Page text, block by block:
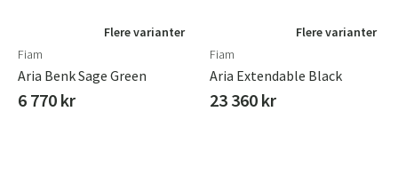
Flere varianter
Fiam
Aria Benk Sage Green
6 770 kr
Flere varianter
Fiam
Aria Extendable Black
23 360 kr